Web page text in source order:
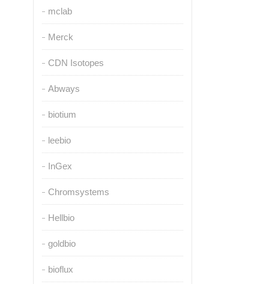
mclab
Merck
CDN Isotopes
Abways
biotium
leebio
InGex
Chromsystems
Hellbio
goldbio
bioflux